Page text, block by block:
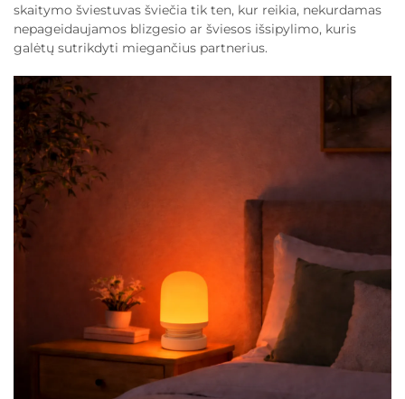
skaitymo šviestuvas šviečia tik ten, kur reikia, nekurdamas
nepageidaujamos blizgesio ar šviesos išsipylimo, kuris
galėtų sutrikdyti miegančius partnerius.